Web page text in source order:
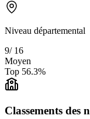
Niveau départemental
9/ 16
Moyen
Top 56.3%
Classements des